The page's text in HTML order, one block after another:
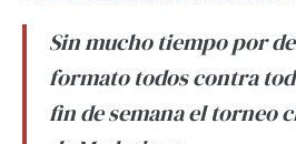
Sin mucho tiempo por
formato todos contra
fin de semana el torneo